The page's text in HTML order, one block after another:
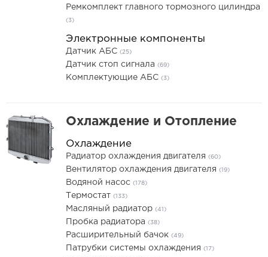
Ремкомплект главного тормозного цилиндра
(3)
Электронные компоненты
Датчик АБС (25)
Датчик стоп сигнала (69)
Комплектующие АБС (3)
Охлаждение и Отопление
Охлаждение
Радиатор охлаждения двигателя (60)
Вентилятор охлаждения двигателя (19)
Водяной насос (178)
Термостат (133)
Масляный радиатор (41)
Пробка радиатора (38)
Расширительный бачок (49)
Патрубки системы охлаждения (17)